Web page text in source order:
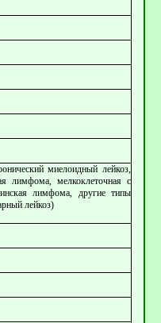
миелоидный лейкоз,
лимфома, мелкоклеточная с
лимфома, другие типы
лейкоз)